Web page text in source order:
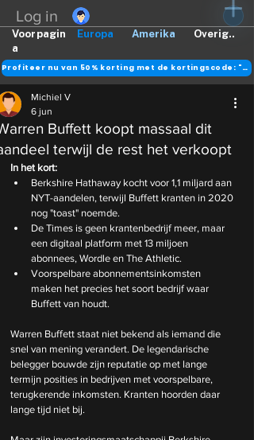
Log in
Europa Amerika Overig..
Voorpagin
a
Profiteer nu van 50% korting met de kortingscode: "DANK"
Buffett koopt massaal dit
terwijl de rest het verkoopt
Michiel V
6 jun
In het kort:
Berkshire Hathaway kocht voor 1,1 miljard aan
NYT-aandelen, terwijl Buffett kranten in 2020
nog "toast" noemde.
De Times is geen krantenbedrijf meer, maar
een digitaal platform met 13 miljoen
abonnees, Wordle en The Athletic.
Voorspelbare abonnementsinkomsten
maken het precies het soort bedrijf waar
Buffett van houdt.
Warren Buffett staat niet bekend als iemand die
snel van mening verandert. De legendarische
belegger bouwde zijn reputatie op met lange
termijn posities in bedrijven met voorspelbare,
terugkerende inkomsten. Kranten hoorden daar
lange tijd niet bij.